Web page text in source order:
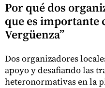
Por qué dos
que es importante
Vergüenza”
Dos organizadores
apoyo y desafiando las
heteronormativas en la